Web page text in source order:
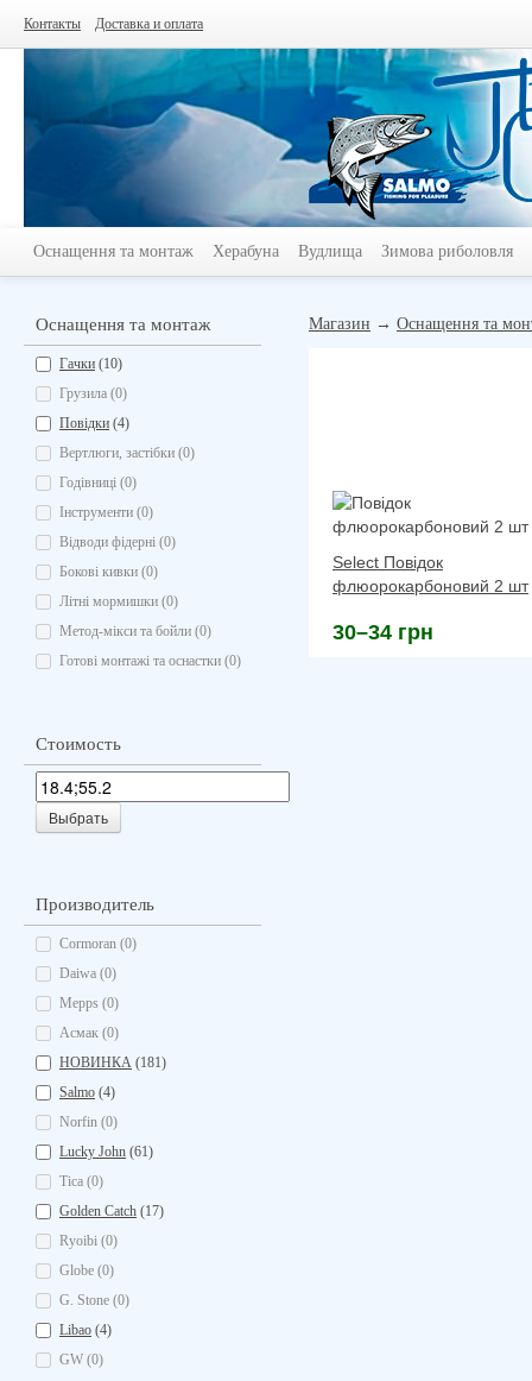
Контакты Доставка и оплата
Оснащення та монтаж Херабуна Вудлища Зимова риболовля
Оснащення та монтаж
Гачки (10)
Грузила (0)
Повідки (4)
Вертлюги, застібки (0)
Годівниці (0)
Інструменти (0)
Відводи фідерні (0)
Бокові кивки (0)
Літні мормишки (0)
Метод-мікси та бойли (0)
Готові монтажі та оснастки (0)
Стоимость
Выбрать
Производитель
Cormoran (0)
Daiwa (0)
Mepps (0)
Асмак (0)
НОВИНКА (181)
Salmo (4)
Norfin (0)
Lucky John (61)
Tica (0)
Golden Catch (17)
Ryoibi (0)
Globe (0)
G. Stone (0)
Libao (4)
GW (0)
Магазин → Оснащення та
Select Повідок
флюорокарбоновий 2 шт
30–34 грн